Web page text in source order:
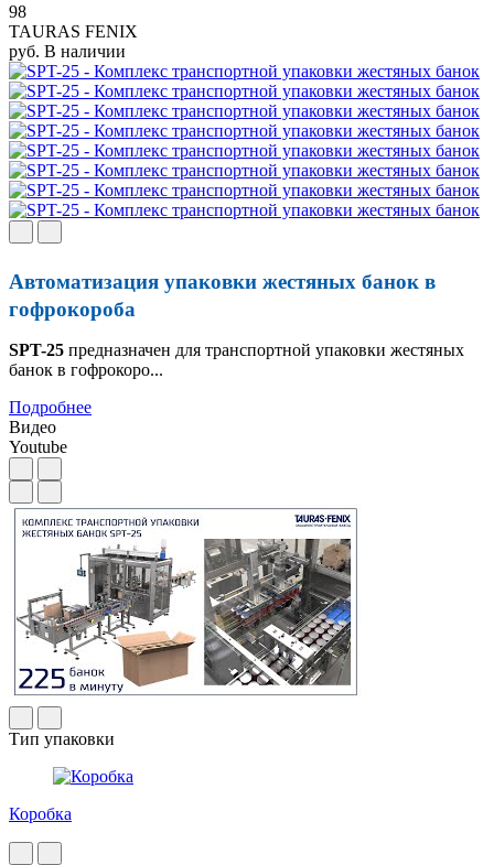
98
TAURAS FENIX
руб. В наличии
Автоматизация упаковки жестяных банок в
гофрокороба
SPT-25 предназначен для транспортной упаковки жестяных
банок в гофрокоро...
Подробнее
Видео
Youtube
Тип упаковки
Коробка